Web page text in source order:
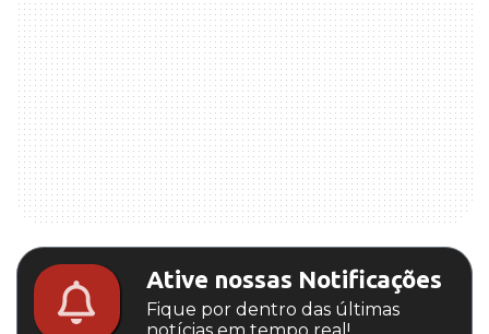
Ative nossas Notificações
Fique por dentro das últimas
notícias em tempo real!